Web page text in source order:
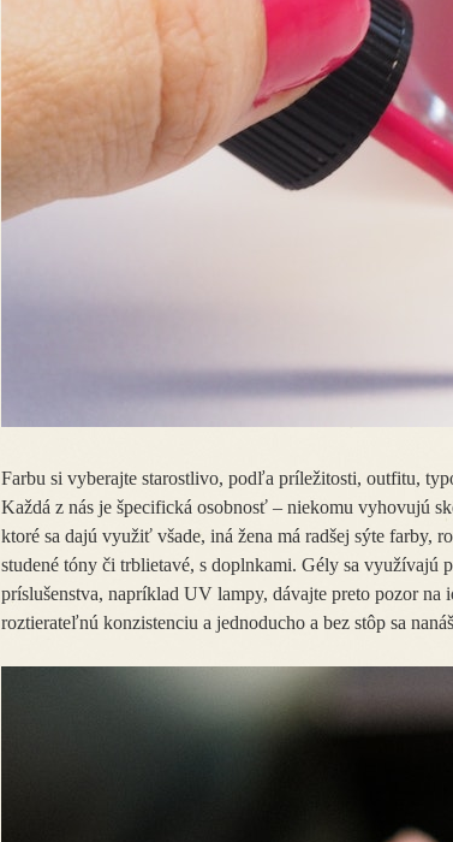
Farbu si vyberajte starostlivo, podľa príležitosti, outfitu,
Každá z nás je špecifická osobnosť – niekomu vyhovujú
ktoré sa dajú využiť všade, iná žena má radšej sýte farby,
studené tóny či trblietavé, s doplnkami. Gély sa využívajú
príslušenstva, napríklad UV lampy, dávajte preto pozor
roztierateľnú konzistenciu a jednoducho a bez stôp sa